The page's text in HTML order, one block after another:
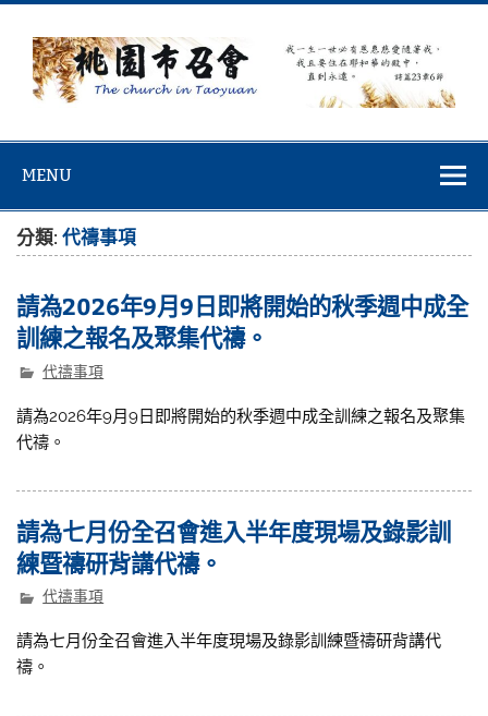
Skip
content
MENU
分類:代禱事項
請為2026年9月9日即將開始的秋季週中成全
訓練之報名及聚集代禱。
代禱事項
請為2026年9月9日即將開始的秋季週中成全訓練之報名及聚集
代禱。
請為七月份全召會進入半年度現場及錄影訓
練暨禱研背講代禱。
代禱事項
請為七月份全召會進入半年度現場及錄影訓練暨禱研背講代
禱。